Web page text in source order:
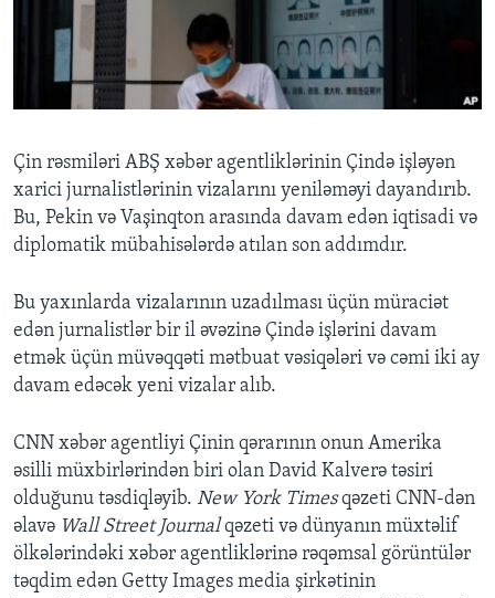
BIZI IZLƏYIN
Dillər
Çin rəsmiləri ABŞ xəbər agentliklərinin Çində işləyən
xarici jurnalistlərinin vizalarını yeniləməyi dayandırıb.
Bu, Pekin və Vaşinqton arasında davam edən iqtisadi və
diplomatik mübahisələrdə atılan son addımdır.
Bu yaxınlarda vizalarının uzadılması üçün müraciət
edən jurnalistlər bir il əvəzinə Çində işlərini davam
etmək üçün müvəqqəti mətbuat vəsiqələri və cəmi iki ay
davam edəcək yeni vizalar alıb.
CNN xəbər agentliyi Çinin qərarının onun Amerika
əsilli müxbirlərindən biri olan David Kalverə təsiri
olduğunu təsdiqləyib. New York Timesqəzeti CNN-dən
əlavə Wall Street Journalqəzeti və dünyanın müxtəlif
ölkələrindəki xəbər agentliklərinə rəqəmsal görüntülər
təqdim edən Getty Images media şirkətinin